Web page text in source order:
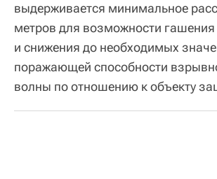
выдерживается минимальное
метров для возможности гашения
и снижения до необходимых
поражающей способности
волны по отношению к объекту